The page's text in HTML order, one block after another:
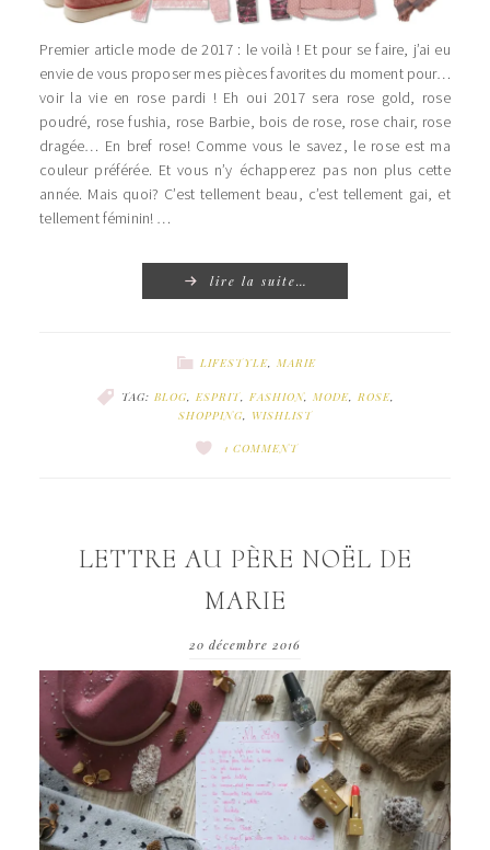
Premier article mode de 2017 : le voilà ! Et pour se faire, j’ai eu
envie de vous proposer mes pièces favorites du moment pour…
voir la vie en rose pardi ! Eh oui 2017 sera rose gold, rose
poudré, rose fushia, rose Barbie, bois de rose, rose chair, rose
dragée… En bref rose! Comme vous le savez, le rose est ma
couleur préférée. Et vous n’y échapperez pas non plus cette
année. Mais quoi? C’est tellement beau, c’est tellement gai, et
tellement féminin! …
lire la suite…
LIFESTYLE, MARIE
TAG: BLOG, ESPRIT, FASHION, MODE, ROSE,
SHOPPING, WISHLIST
1 COMMENT
LETTRE AU PÈRE NOËL DE
MARIE
20 décembre 2016